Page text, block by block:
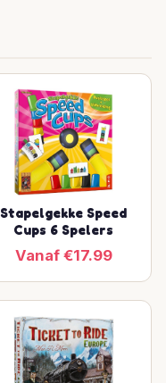
Stapelgekke Speed
Cups 6 Spelers
Vanaf €17.99